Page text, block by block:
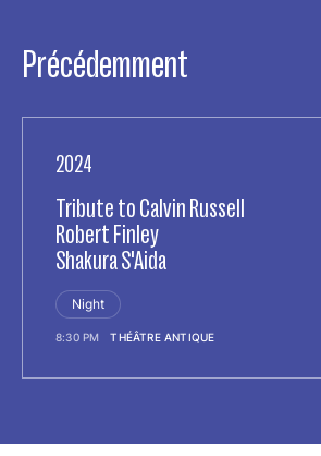
Précédemment
2024
Tribute to Calvin Russell
Robert Finley
Shakura S'Aida
Night
8:30 PM THÉÂTRE ANTIQUE